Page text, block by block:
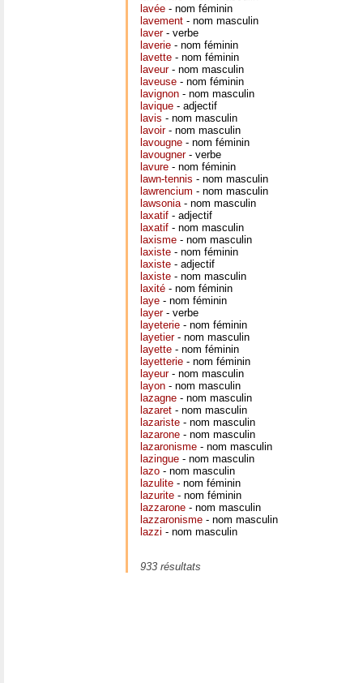
lavée - nom féminin
lavement - nom masculin
laver- verbe
laverie - nom féminin
lavette - nom féminin
laveur- nom masculin
laveuse - nom féminin
lavignon - nom masculin
lavique - adjectif
lavis - nom masculin
lavoir- nom masculin
lavougne - nom féminin
lavougner- verbe
lavure - nom féminin
lawn-tennis - nom masculin
lawrencium - nom masculin
lawsonia- nom masculin
laxatif - adjectif
laxatif - nom masculin
laxisme - nom masculin
laxiste - nom féminin
laxiste - adjectif
laxiste - nom masculin
laxité - nom féminin
laye - nom féminin
layer- verbe
layeterie - nom féminin
layetier- nom masculin
layette - nom féminin
layetterie - nom féminin
layeur- nom masculin
layon - nom masculin
lazagne - nom masculin
lazaret - nom masculin
lazariste - nom masculin
lazarone - nom masculin
lazaronisme - nom masculin
lazingue - nom masculin
lazo - nom masculin
lazulite - nom féminin
lazurite - nom féminin
lazzarone - nom masculin
lazzaronisme - nom masculin
lazzi - nom masculin
933 résultats